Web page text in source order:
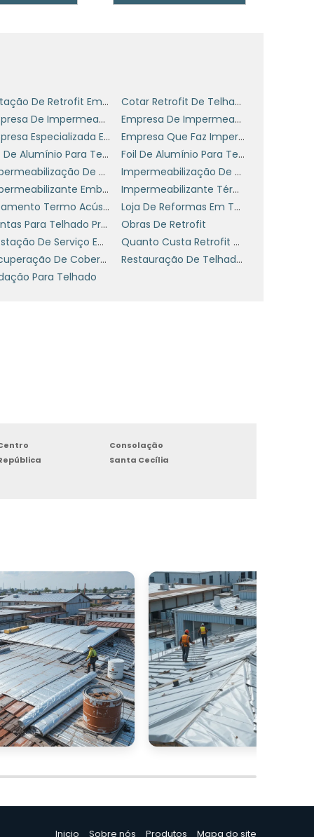
Cotação De Retrofit Em Telhado
Cotar Retrofit De Telhados Em Sp
Empresa De Impermeabilização De Telhados
Empresa De Impermeabilização De Terraços
Empresa Especializada Em Manutenção De Telhados
Empresa Que Faz Impermeabilização
Foil De Alumínio Para Telhado
Foil De Alumínio Para Telhado Preço
Impermeabilização De Telhado
Impermeabilização De Telhado Com Manta
Impermeabilizante Emborrachado Para Telhado
Impermeabilizante Térmico
Isolamento Termo Acústico
Loja De Reformas Em Telhados
Mantas Para Telhado Preços
Obras De Retrofit
Prestação De Serviço Em Impermeabilização
Quanto Custa Retrofit De Telhados
Recuperação De Coberturas
Restauração De Telhados Industrial
Para Telhado
Consolação
Santa Cecília
Inicio Sobre nós Produtos Mapa do site